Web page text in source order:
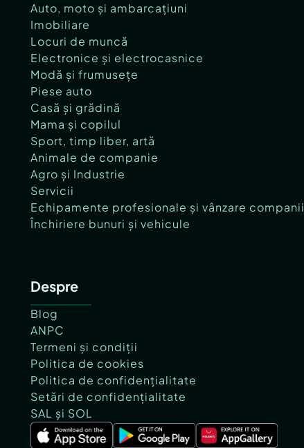
Auto, moto și ambarcațiuni
Imobiliare
Locuri de muncă
Electronice și electrocasnice
Modă și frumusețe
Piese auto
Casă și grădină
Mama și copilul
Sport, timp liber, artă
Animale de companie
Agro și Industrie
Servicii
Echipamente profesionale și vânzare companii
Închiriere bunuri și vehicule
Despre
Blog
ANPC
Termeni și condiții
Politica de cookies
Politica de confidențialitate
Setări de confidențialitate
SAL și SOL